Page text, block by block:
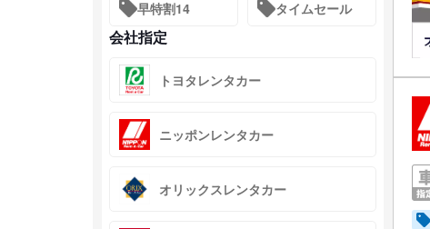
早特割14 タイムセール
会社指定
トヨタレンタカー
ニッポンレンタカー
オリックスレンタカー